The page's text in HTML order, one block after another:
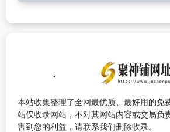
本站收集整理了全网最优质、最好用的免
站仅收录网站，不对其网站内容或交易负
害到您的利益，请联系我们删除收录。